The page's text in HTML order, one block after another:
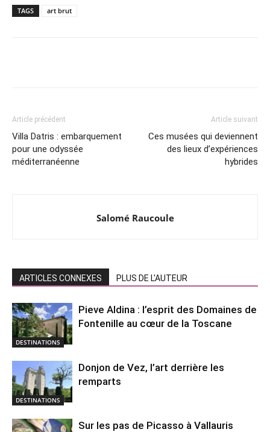
TAGS art brut
Article précédent
Villa Datris : embarquement
pour une odyssée
méditerranéenne
Article suivant
Ces musées qui deviennent
des lieux d’expériences
hybrides
Salomé Raucoule
ARTICLES CONNEXES PLUS DE L'AUTEUR
DESTINATIONS
Pieve Aldina : l’esprit des Domaines de
Fontenille au cœur de la Toscane
DESTINATIONS
Donjon de Vez, l’art derrière les
remparts
Sur les pas de Picasso à Vallauris